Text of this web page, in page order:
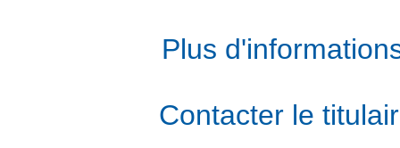
Plus
Contacter le